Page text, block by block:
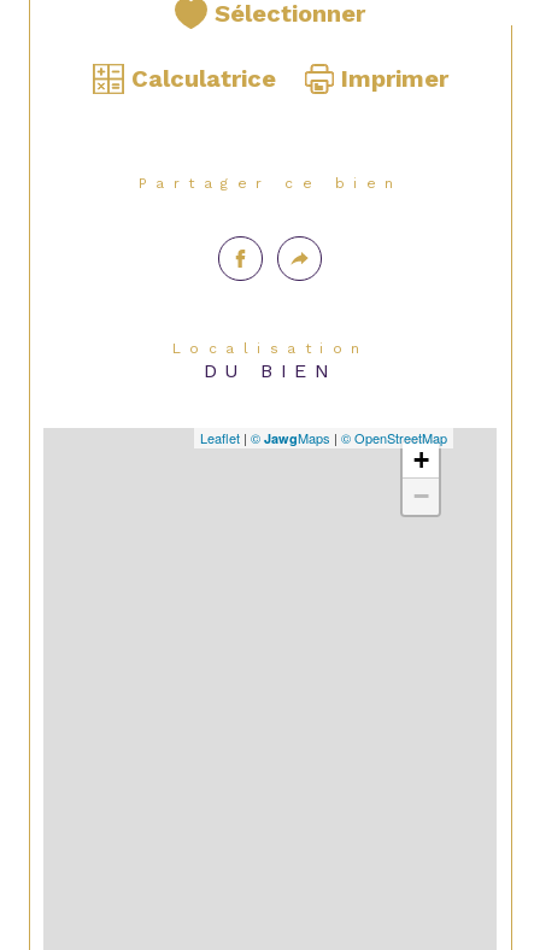
Sélectionner
Calculatrice Imprimer
Partager ce bien
Localisation
DU BIEN
+
−
Leaflet | © JawgMaps | © OpenStreetMap